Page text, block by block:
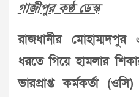
গাজীপুর কণ্ঠ ডেস্ক
রাজধানীর মোহাম্মদপুর
ধরতে গিয়ে হামলার
ভারপ্রাপ্ত কর্মকর্তা